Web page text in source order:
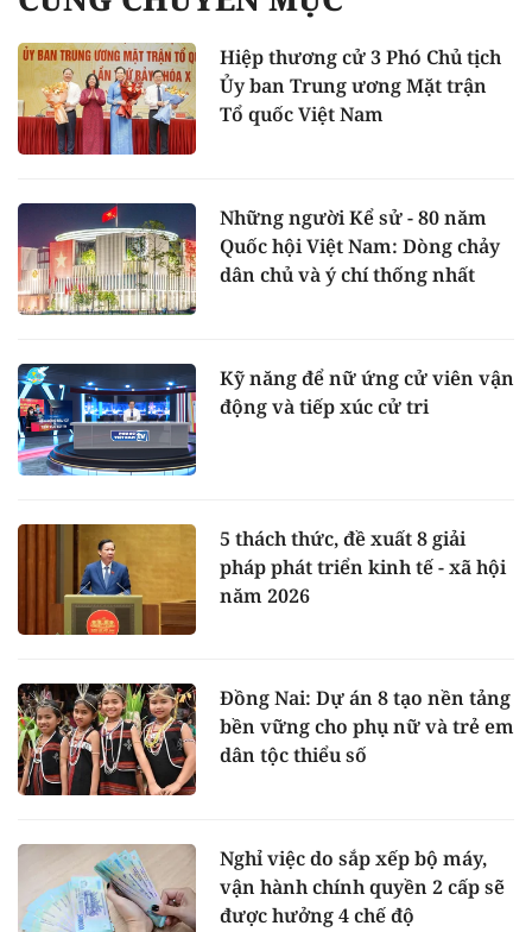
Hiệp thương cử 3 Phó Chủ tịch
Ủy ban Trung ương Mặt trận
Tổ quốc Việt Nam
Những người Kể sử - 80 năm
Quốc hội Việt Nam: Dòng chảy
dân chủ và ý chí thống nhất
Kỹ năng để nữ ứng cử viên vận
động và tiếp xúc cử tri
5 thách thức, đề xuất 8 giải
pháp phát triển kinh tế - xã hội
năm 2026
Đồng Nai: Dự án 8 tạo nền tảng
bền vững cho phụ nữ và trẻ em
dân tộc thiểu số
Nghỉ việc do sắp xếp bộ máy,
vận hành chính quyền 2 cấp sẽ
được hưởng 4 chế độ